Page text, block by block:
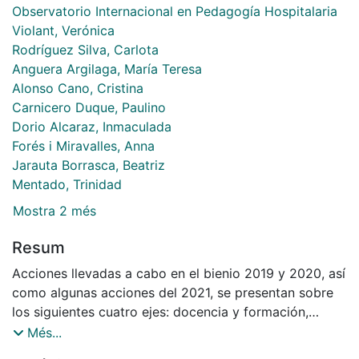
Observatorio Internacional en Pedagogía Hospitalaria
Violant, Verónica
Rodríguez Silva, Carlota
Anguera Argilaga, María Teresa
Alonso Cano, Cristina
Carnicero Duque, Paulino
Dorio Alcaraz, Inmaculada
Forés i Miravalles, Anna
Jarauta Borrasca, Beatriz
Mentado, Trinidad
Mostra 2 més
Resum
Acciones llevadas a cabo en el bienio 2019 y 2020, así
como algunas acciones del 2021, se presentan sobre
los siguientes cuatro ejes: docencia y formación,
investigación, promoción y visibilidad, y publicación
Més...